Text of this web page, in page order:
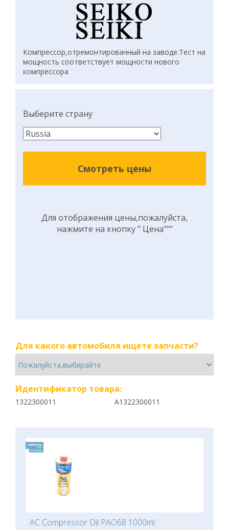
Компрессор,отремонтированный на заводе.Тест на
мощность соответствует мощности нового
компрессора
Выберите страну
Смотреть цены
Для отображения цены,пожалуйста,
нажмите на кнопку " Цена"""
Для какого автомобиля ищете запчасти?
Идентификатор товара:
1322300011 A1322300011
AC Compressor Oil PAO68 1000ml